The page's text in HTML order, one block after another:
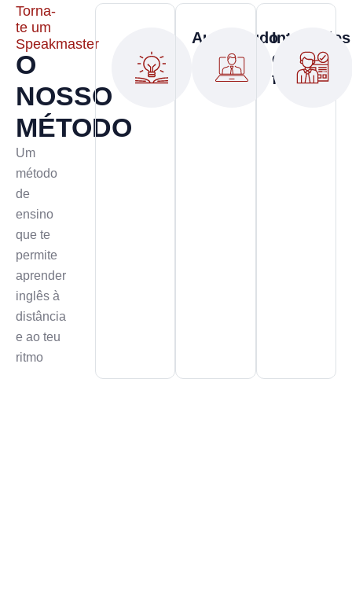
Torna-
te um
Speakmaster
O
NOSSO
MÉTODO
Um
método
de
ensino
que te
permite
aprender
inglês à
distância
e ao teu
ritmo
AutoestudoInterações
com o
formador